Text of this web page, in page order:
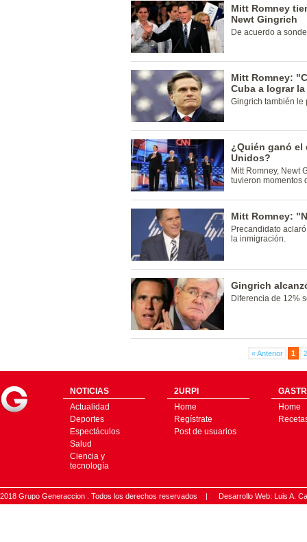
Mitt Romney
Newt Gingrich
De acuerdo a
Mitt Romney:
Cuba a lograr
Gingrich también le
¿Quién ganó el
Unidos?
Mitt Romney, Newt
tuvieron momentos
Mitt Romney:
Precandidato
la inmigración.
Gingrich
Diferencia de 12%
« Anterior 1 2
NOTICIAS
Actualidad
Deportes
Espectáculos
Salud
Ciencia y
tecnología
2URPI
Home
Regístrate
Post de usuarios
Home
2018 Grupo Generaccion . Todos los derechos reservados | Desarrollo Web: Luis